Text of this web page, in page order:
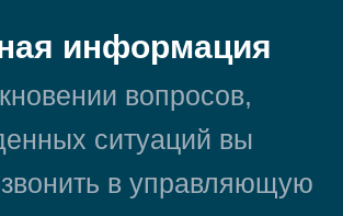
информация
вопросов,
ситуаций вы
в управляющую